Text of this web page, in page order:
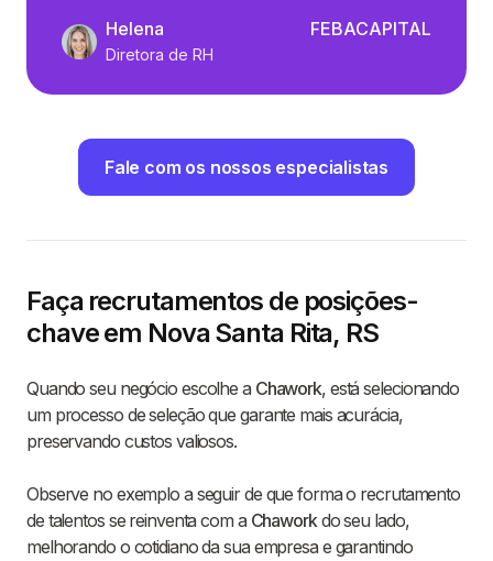
Helena
Diretora de RH
FEBACAPITAL
Fale com os nossos especialistas
Faça recrutamentos de posições-
chave em Nova Santa Rita, RS
Quando seu negócio escolhe a Chawork, está selecionando
um processo de seleção que garante mais acurácia,
preservando custos valiosos.
Observe no exemplo a seguir de que forma o recrutamento
de talentos se reinventa com a Chaworkdo seu lado,
melhorando o cotidiano da sua empresa e garantindo